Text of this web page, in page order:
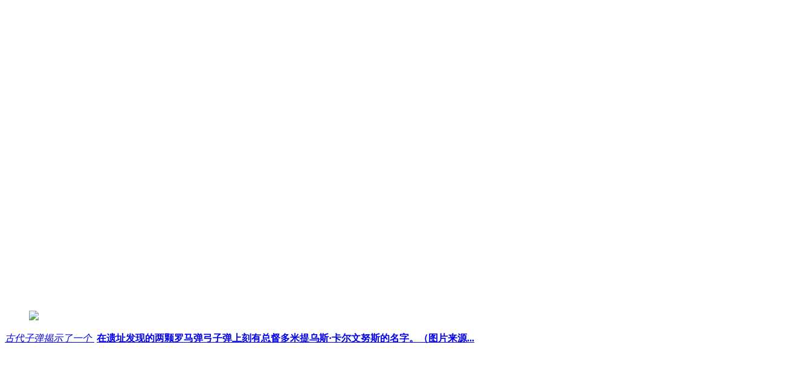
古代子弹揭示了一个 在遗址发现的两颗罗马弹弓子弹上刻有总督多米提乌斯·卡尔文努斯的名字。（图片来源...